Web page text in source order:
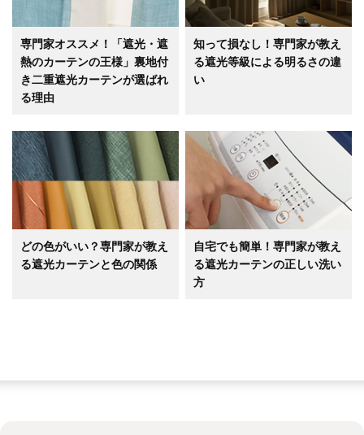
専門家オススメ！「遮光・遮
熱のカーテンの王様」裏地付
き二重遮光カーテンが選ばれ
る理由
知って損なし！専門家が教え
る遮光等級による明るさの違
い
どの色がいい？専門家が教え
る遮光カーテンと色の関係
自宅でも簡単！専門家が教え
る遮光カーテンの正しい洗い
方